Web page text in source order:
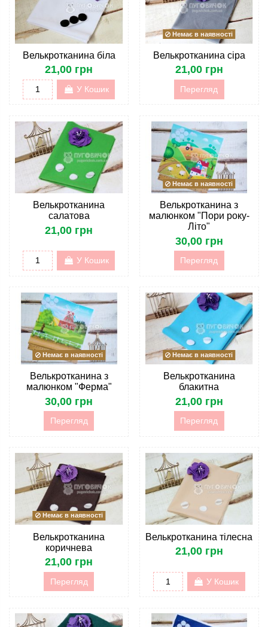
Велькротканина біла
21,00 грн
У Кошик
Немає в наявності
Велькротканина сіра
21,00 грн
Перегляд
Велькротканина
салатова
21,00 грн
У Кошик
Немає в наявності
Велькротканина з
малюнком "Пори року-
Літо"
30,00 грн
Перегляд
Немає в наявності
Велькротканина з
малюнком "Ферма"
30,00 грн
Перегляд
Немає в наявності
Велькротканина
блакитна
21,00 грн
Перегляд
Немає в наявності
Велькротканина
коричнева
21,00 грн
Перегляд
Велькротканина тілесна
21,00 грн
У Кошик